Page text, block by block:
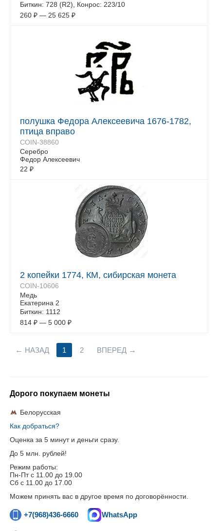
Биткин: 728 (R2), Конрос: 223/10
260 ₽ — 25 625 ₽
полушка Федора Алексеевича 1676-1782,
птица вправо
COIN-38860
Серебро
Федор Алексеевич
22 ₽
2 копейки 1774, КМ, сибирская монета
COIN-10606
Медь
Екатерина 2
Биткин: 1112
814 ₽ — 5 000 ₽
НАЗАД 1 2 ВПЕРЕД
Дорого покупаем монеты
Белорусская
Как добраться?
Оценка за 5 минут и деньги сразу.
До 5 млн. рублей!
Режим работы:
Пн-Пт c 11.00 до 19.00
Сб с 11.00 до 17.00
Можем принять вас в другое время по договорённости.
+7(968)436-6660 WhatsApp